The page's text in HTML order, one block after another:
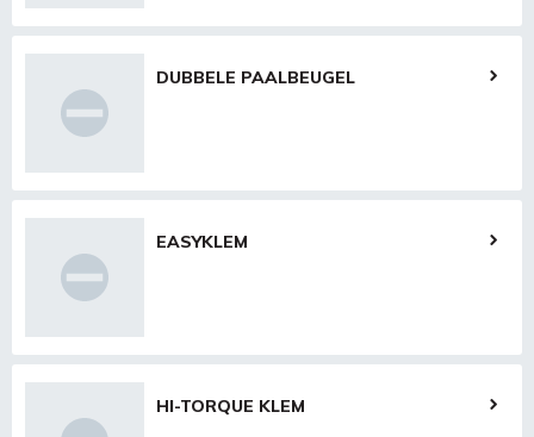
DUBBELE PAALBEUGEL
EASYKLEM
HI-TORQUE KLEM